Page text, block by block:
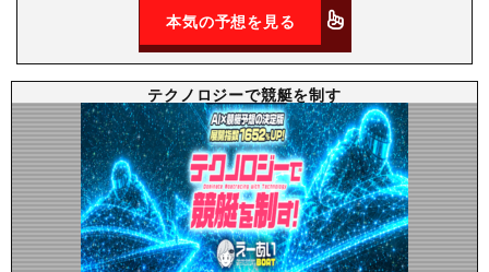
本気の予想を見る
テクノロジーで競艇を制す